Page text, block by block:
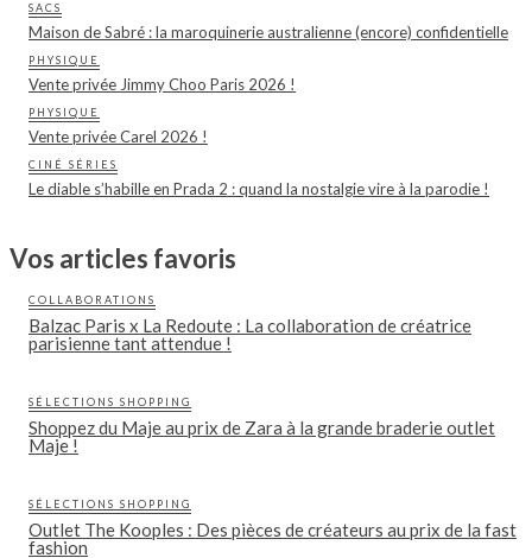
SACS
Maison de Sabré : la maroquinerie australienne (encore) confidentielle
PHYSIQUE
Vente privée Jimmy Choo Paris 2026 !
PHYSIQUE
Vente privée Carel 2026 !
CINÉ SÉRIES
Le diable s’habille en Prada 2 : quand la nostalgie vire à la parodie !
Vos articles favoris
COLLABORATIONS
Balzac Paris x La Redoute : La collaboration de créatrice
parisienne tant attendue !
SÉLECTIONS SHOPPING
Shoppez du Maje au prix de Zara à la grande braderie outlet
Maje !
SÉLECTIONS SHOPPING
Outlet The Kooples : Des pièces de créateurs au prix de la fast
fashion